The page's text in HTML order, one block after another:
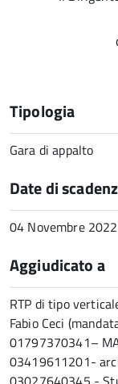
Tipologia
Gara di appalto
Date di
04 Novembre
Aggiudicato a
RTP di tipo
Fabio Ceci
01797370341–
03419611201-